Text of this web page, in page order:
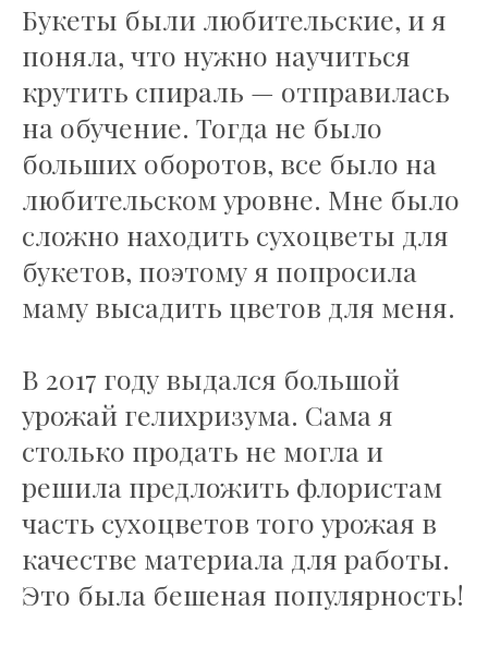
Букеты были любительские, и я
поняла, что нужно научиться
крутить спираль — отправилась
на обучение. Тогда не было
больших оборотов, все было на
любительском уровне. Мне было
сложно находить сухоцветы для
букетов, поэтому я попросила
маму высадить цветов для меня.
В 2017 году выдался большой
урожай гелихризума. Сама я
столько продать не могла и
решила предложить флористам
часть сухоцветов того урожая в
качестве материала для работы.
Это была бешеная популярность!